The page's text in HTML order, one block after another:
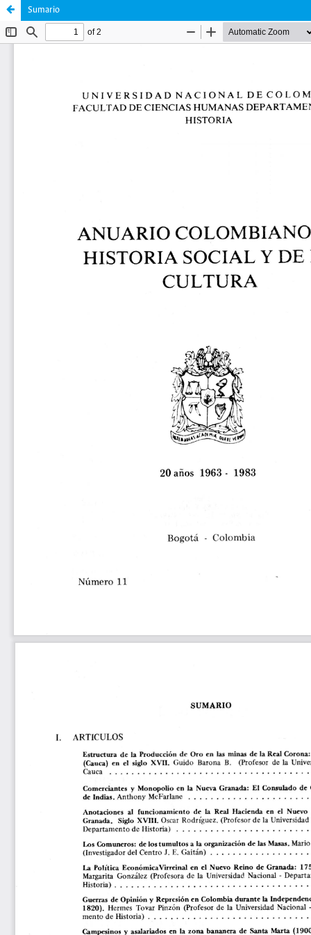
Sumario